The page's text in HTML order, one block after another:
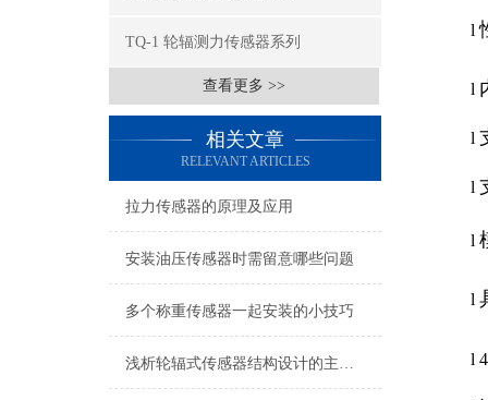
TQ-1 轮辐测力传感器系列
查看更多 >>
相关文章
RELEVANT ARTICLES
拉力传感器的原理及应用
安装油压传感器时需留意哪些问题
多个称重传感器一起安装的小技巧
浅析轮辐式传感器结构设计的主要原则
l
l
l
l
l
l
l4